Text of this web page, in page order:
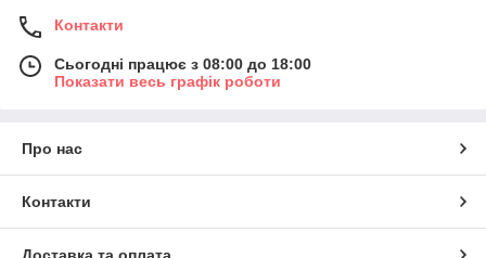
Контакти
Сьогодні працює з 08:00 до 18:00
Показати весь графік роботи
Про нас
Контакти